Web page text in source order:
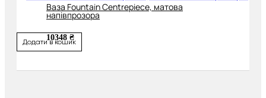
Ваза Fountain Centrepiece, матова
напівпрозора
10348 ₴
Додати в кошик